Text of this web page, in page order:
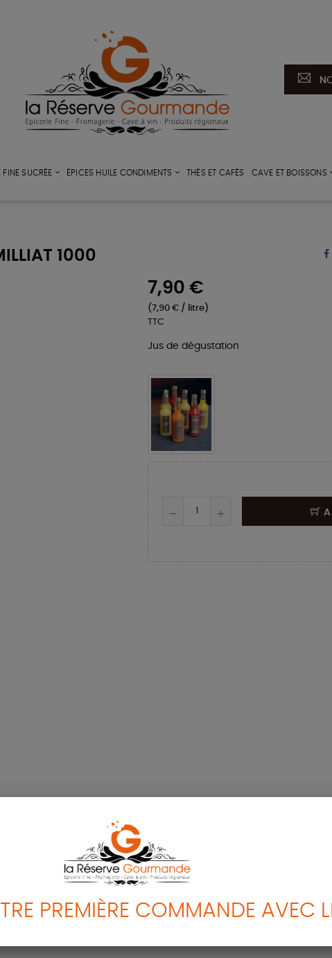
FINE SUCRÉE ÉPICES HUILE CONDIMENTS THÉS ET CAFÉS CAVE ET BOISSONS
1000
7,90 €
(7,90 € / litre)
TTC
Jus de dégustation
citrique, antioxydant : acide ascorbique.
PREMIÈRE COMMANDE AVEC